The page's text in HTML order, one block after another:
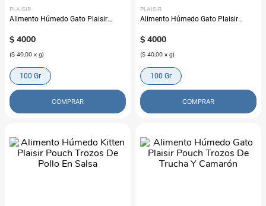
PLAISIR
Alimento Húmedo Gato Plaisir
$ 4000
($ 40,00 x g)
100 Gr
COMPRAR
PLAISIR
Alimento Húmedo Gato Plaisir
$ 4000
($ 40,00 x g)
100 Gr
COMPRAR